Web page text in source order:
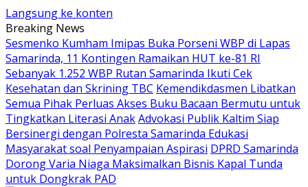
Langsung ke konten
Breaking News
Sesmenko Kumham Imipas Buka Porseni WBP di Lapas
Samarinda, 11 Kontingen Ramaikan HUT ke-81 RI
Sebanyak 1.252 WBP Rutan Samarinda Ikuti Cek
Kesehatan dan Skrining TBC Kemendikdasmen Libatkan
Semua Pihak Perluas Akses Buku Bacaan Bermutu untuk
Tingkatkan Literasi AnakAdvokasi Publik Kaltim Siap
Bersinergi dengan Polresta Samarinda Edukasi
Masyarakat soal Penyampaian Aspirasi DPRD Samarinda
Dorong Varia Niaga Maksimalkan Bisnis Kapal Tunda
untuk Dongkrak PAD